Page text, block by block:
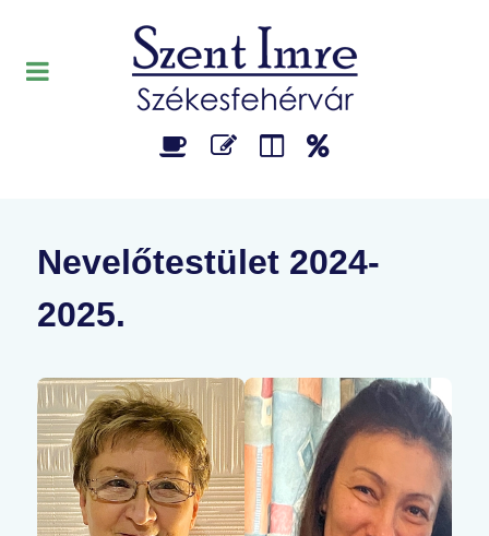
Nevelőtestület 2024-
2025.